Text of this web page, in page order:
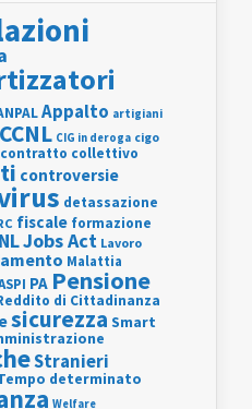
Appalto artigiani
CCNL CIG in deroga cigo
contratto collettivo
controversie
detassazione
fiscale formazione
Jobs Act Lavoro
Malattia
PA Pensione
di Cittadinanza
sicurezza Smart
Stranieri
determinato
Welfare